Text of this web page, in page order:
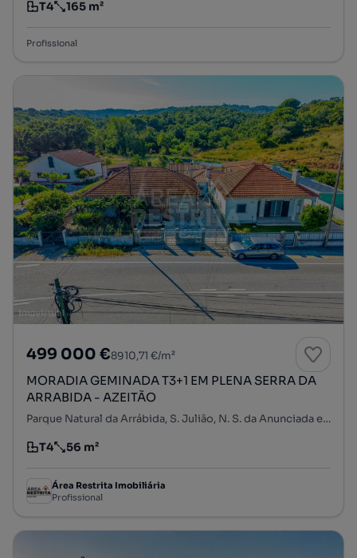
Tipologia
T4
Preço por metro quadrado
165 m²
Profissional
499 000 €8910,71 €/m²
MORADIA GEMINADA T3+1 EM PLENA SERRA DA
ARRABIDA - AZEITÃO
Parque Natural da Arrábida, S. Julião, N. S. da Anunciada e S. Maria da Graça, Setúbal, Setúbal
Tipologia
T4
Preço por metro quadrado
56 m²
Área Restrita Imobiliária
Profissional